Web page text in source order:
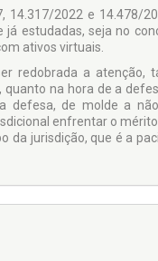
14.317/2022 e 14.478/
estudadas, seja no
ativos virtuais.
redobrada a atenção,
quanto na hora de a
defesa, de molde a
enfrentar o
da jurisdição, que é a